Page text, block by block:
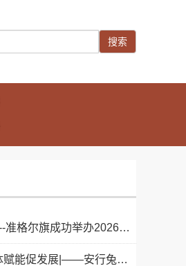
搜索
以练备战 长治久安 ---准格尔旗成功举办2026年度煤矿瓦斯爆炸事故专项应急预案演练
以牌为媒聚乡情 文体赋能促发展|——安行兔文旅承办“德沃克杯”万商掼通掼牌联谊赛圆满成功